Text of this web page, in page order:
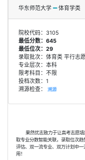
华东师范大学 体育学类
院校代码：3105
最低分数：645
最低位次：29
录取批次：体育类 平行志
专业层次：本科
限考科目：不限
投档次数：1
溯源检查： 溯源
果然优志致力于让高考志愿
取专业分数智能关联，录取位次
评估、双一流专业、双万计划中
用！